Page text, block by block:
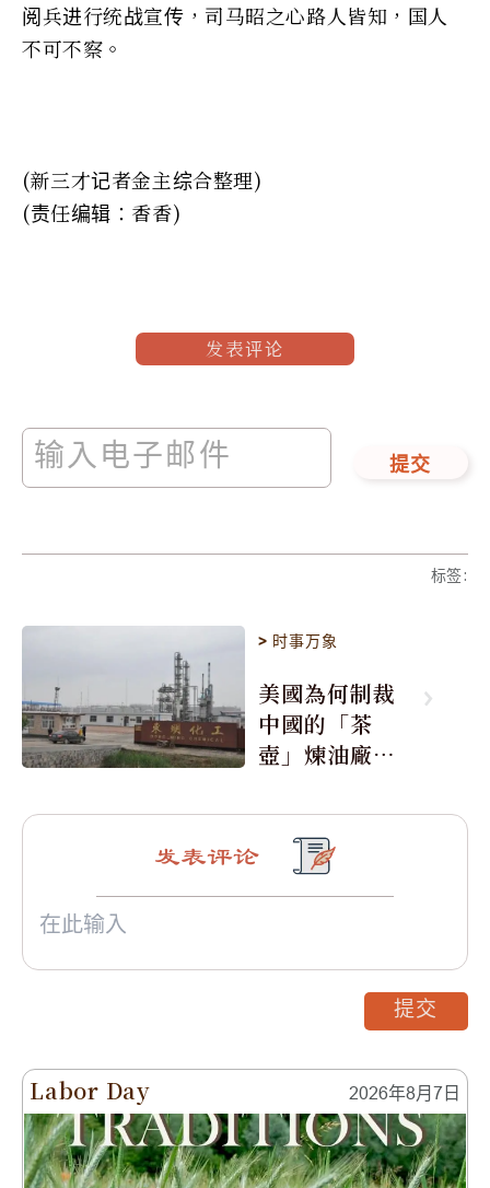
阅兵进行统战宣传，司马昭之心路人皆知，国人
不可不察。
(新三才记者金主综合整理)
(责任编辑：香香)
发表评论
提交
标签:
> 时事万象
美國為何制裁
中國的「茶
壺」煉油廠與4
Labor Day 2026年8月7日
发表评论
提交